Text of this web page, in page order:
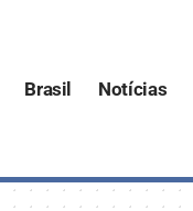
Brasil Notícias